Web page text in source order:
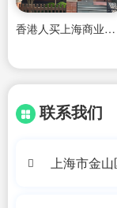
香港人买上海商业地产房子条件怎么样
联系我们
上海市金